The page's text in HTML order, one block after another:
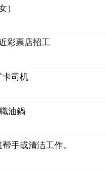
）
彩票店招工
卡司机
油鍋
手或清洁工作。